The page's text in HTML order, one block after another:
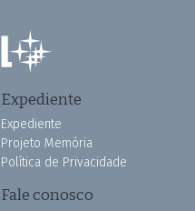
Expediente
Expediente
Projeto Memória
Política de Privacidade
Fale conosco